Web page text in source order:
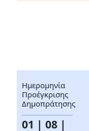
Ημερομηνία
Προέγκρισης
Δημοπράτησης
01 | 08 |